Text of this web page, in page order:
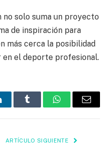
no solo suma un proyecto
de inspiración para
más cerca la posibilidad
el deporte profesional.
Tumblr WhatsAppEmail
ARTÍCULO SIGUIENTE